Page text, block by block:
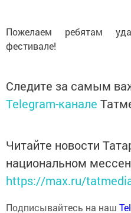
Пожелаем ребятам
фестивале!
Следите за самым
Telegram-канале
Читайте новости
национальном
https://max.ru/
Подписывайтесь на наш